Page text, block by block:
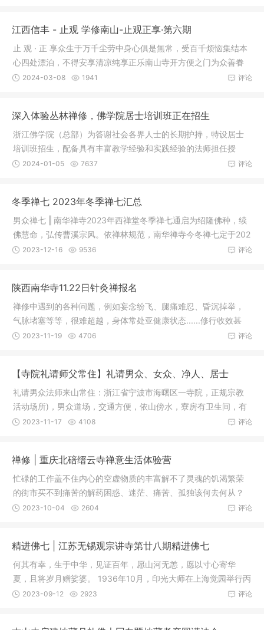
江西信丰 - 止观 学修南山-止观正享·第六期
止 观 · 正 享众生于万千尘劳中身心俱是無常，受百千烦恼集结本
心四处漂泊，不得安享清凉纯享正乐南山寺开方便之门为众善眷
属，
评论
2024-03-08 1941
深入体验丛林禅修，佛学院居士培训班正在招生
浙江佛学院（总部）为答谢社会各界人士的长期护持，特设居士
培训班招生，配备具有丰富教学经验和实践经验的法师担任授
课，以增强
评论
2024-01-05 7637
冬季禅七 2023年冬季禅七汇总
男众禅七 ‖ 南华禅寺2023年西禅堂冬季禅七通启为绍隆佛种，续
佛慧命，弘传曹溪宗风。依禅林规范，南华禅寺今冬禅七定于202
3年12
评论
2023-12-16 9536
陕西南华寺11.22日针灸禅报名
禅修中遇到的各种问题，例如妄念纷飞、腿痛难忍、昏沉掉举，
气脉堵塞等等，很难超越，身体常处亚健康状态......修行收效甚
微，如
评论
2023-11-19 4706
【寺院礼请师父常住】礼请男众、女众、净人、居士
礼请男众法师来山常住：浙江省宁波市海曙区一寺院，正规宗教
活动场所)，男众道场，交通方便，依山傍水，寮房有卫生间，有
网络。
评论
2023-11-17 4108
禅修 | 重庆北碚缙云寺禅意生活体验营
忙碌的工作盖不住内心的空虚物质的丰富解不了灵魂的饥渴繁荣
的街市买不到痛苦的解药困惑、迷茫、痛苦、孤独该何去何从？
放下手头
评论
2023-10-04 2604
精进佛七 | 江苏无锡观宗讲寺第廿八期精进佛七
何其有幸，生于中华，见证百年，愿山河无恙，愿以寸心寄华
夏，且将岁月赠娑婆。 1936年10月，印光大师在上海觉园举行丙
子护国息
评论
2023-09-12 2923